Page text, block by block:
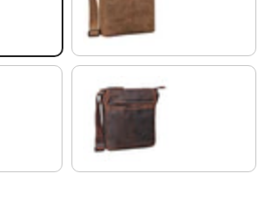
tan - dunkelbraun
zamora - braun